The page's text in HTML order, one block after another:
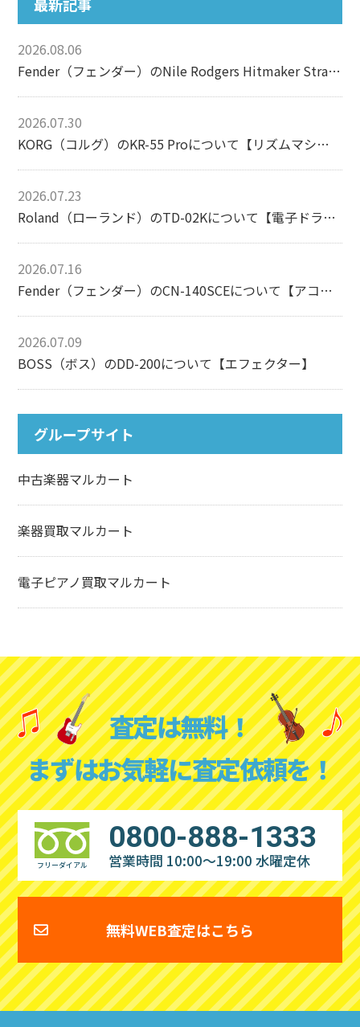
2026.08.06
Fender（フェンダー）のNile Rodgers Hitmaker Stratocasterについて【エレキギター】
2026.07.30
KORG（コルグ）のKR-55 Proについて【リズムマシン】
2026.07.23
Roland（ローランド）のTD-02Kについて【電子ドラム】
2026.07.16
Fender（フェンダー）のCN-140SCEについて【アコースティックギター】
2026.07.09
BOSS（ボス）のDD-200について【エフェクター】
グループサイト
中古楽器マルカート
楽器買取マルカート
電子ピアノ買取マルカート
査定は無料！
まずはお気軽に査定依頼を！
フリーダイアル
0800-888-1333
営業時間 10:00～19:00 水曜定休
無料WEB査定はこちら